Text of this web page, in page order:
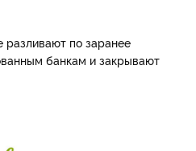
разливают по заранее
банкам и закрывают